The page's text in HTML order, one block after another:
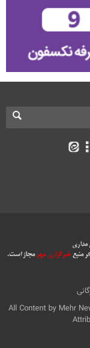
All Content by Mehr